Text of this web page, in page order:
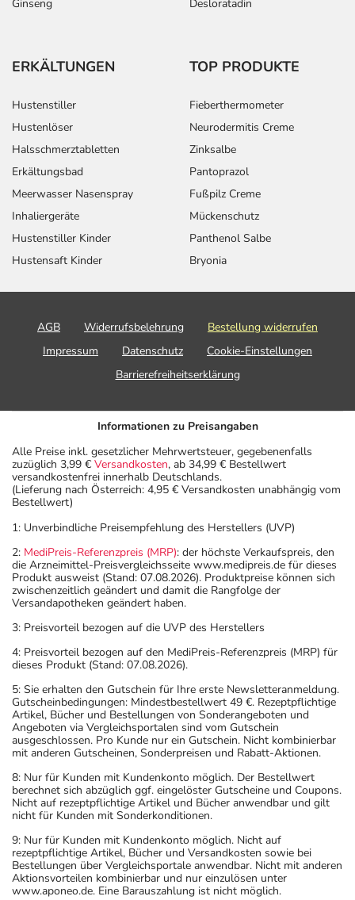
Ginseng
Desloratadin
ERKÄLTUNGEN
Hustenstiller
Hustenlöser
Halsschmerztabletten
Erkältungsbad
Meerwasser Nasenspray
Inhaliergeräte
Hustenstiller Kinder
Hustensaft Kinder
TOP PRODUKTE
Fieberthermometer
Neurodermitis Creme
Zinksalbe
Pantoprazol
Fußpilz Creme
Mückenschutz
Panthenol Salbe
Bryonia
AGB Widerrufsbelehrung
Bestellung widerrufen
Impressum
Datenschutz
Cookie-Einstellungen
Barrierefreiheitserklärung
Informationen zu Preisangaben
Alle Preise inkl. gesetzlicher Mehrwertsteuer, gegebenenfalls
zuzüglich 3,99 € Versandkosten, ab 34,99 € Bestellwert
versandkostenfrei innerhalb Deutschlands.
(Lieferung nach Österreich: 4,95 € Versandkosten unabhängig vom
Bestellwert)
1: Unverbindliche Preisempfehlung des Herstellers (UVP)
2: MediPreis-Referenzpreis (MRP): der höchste Verkaufspreis, den
die Arzneimittel-Preisvergleichsseite www.medipreis.de für dieses
Produkt ausweist (Stand: 07.08.2026). Produktpreise können sich
zwischenzeitlich geändert und damit die Rangfolge der
Versandapotheken geändert haben.
3: Preisvorteil bezogen auf die UVP des Herstellers
4: Preisvorteil bezogen auf den MediPreis-Referenzpreis (MRP) für
dieses Produkt (Stand: 07.08.2026).
5: Sie erhalten den Gutschein für Ihre erste Newsletteranmeldung.
Gutscheinbedingungen: Mindestbestellwert 49 €. Rezeptpflichtige
Artikel, Bücher und Bestellungen von Sonderangeboten und
Angeboten via Vergleichsportalen sind vom Gutschein
ausgeschlossen. Pro Kunde nur ein Gutschein. Nicht kombinierbar
mit anderen Gutscheinen, Sonderpreisen und Rabatt-Aktionen.
8: Nur für Kunden mit Kundenkonto möglich. Der Bestellwert
berechnet sich abzüglich ggf. eingelöster Gutscheine und Coupons.
Nicht auf rezeptpflichtige Artikel und Bücher anwendbar und gilt
nicht für Kunden mit Sonderkonditionen.
9: Nur für Kunden mit Kundenkonto möglich. Nicht auf
rezeptpflichtige Artikel, Bücher und Versandkosten sowie bei
Bestellungen über Vergleichsportale anwendbar. Nicht mit anderen
Aktionsvorteilen kombinierbar und nur einzulösen unter
www.aponeo.de. Eine Barauszahlung ist nicht möglich.